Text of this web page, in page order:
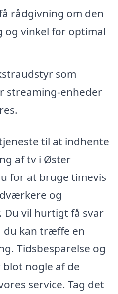
rådgivning om den
og vinkel for optimal
som
streaming-enheder
til at indhente
af tv i Øster
for at bruge timevis
og
Du vil hurtigt få svar
du kan træffe en
Tidsbesparelse og
nogle af de
service. Tag det